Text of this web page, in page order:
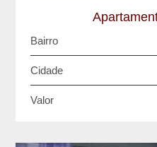
Bairro
Cidade
Valor